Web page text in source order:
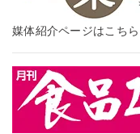
媒体紹介ページはこちら